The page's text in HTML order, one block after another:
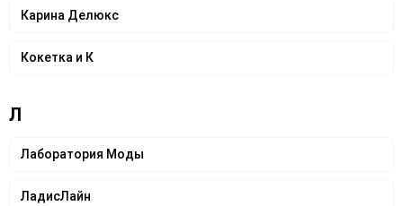
Карина Делюкс
Кокетка и К
Л
Лаборатория Моды
ЛадисЛайн